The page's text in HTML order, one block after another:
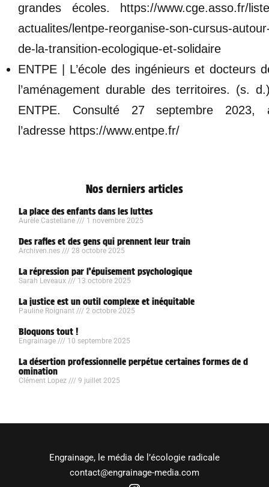
grandes écoles. https://www.cge.asso.fr/
actualites/lentpe-reorganise-son-cursus-
de-la-transition-ecologique-et-solidaire
ENTPE | L’école des ingénieurs et docteurs
l’aménagement durable des territoires. (s.
ENTPE. Consulté 27 septembre 2023,
l’adresse https://www.entpe.fr/
Nos derniers articles
La place des enfants dans les luttes
Aurèle Castellane 1 novembre 2025
Des rafles et des gens qui prennent leur train
Archiven.nes 28 octobre 2025
La répression par l’épuisement psychologique
Sarah Leveaux 13 octobre 2025
La justice est un outil complexe et inéquitable
Pauline Roignant 2 octobre 2025
Bloquons tout !
Engrainage 10 septembre 2025
La désertion professionnelle perpétue certaines formes de d
omination
Clément Lopez 9 juillet 2025
Engrainage, le média de l’écologie radicale
contact@engrainage-media.com